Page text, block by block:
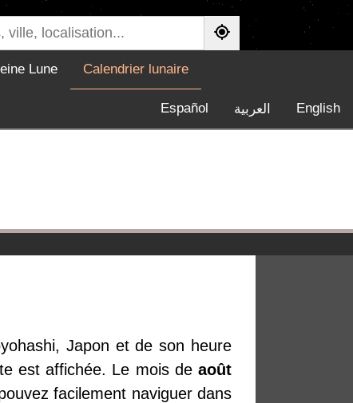
Lune Calendrier lunaire
English العربية Español
Japon et de son heure
est affichée. Le mois deaoût
facilement naviguer dans